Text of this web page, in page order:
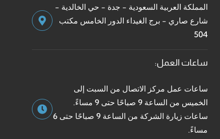
المملكة العربية السعودية - جدة - حي الخالدية -
شارع صاري - برج الغيداء الدور الخامس مكتب
504
ساعات العمل:
ساعات عمل مركز الاتصال من السبت إلى
الخميس من الساعة 9 صباحًا حتى 9 مساءً.
ساعات زيارة الشركة من الساعة 9 صباحًا حتى 6
مساءً.